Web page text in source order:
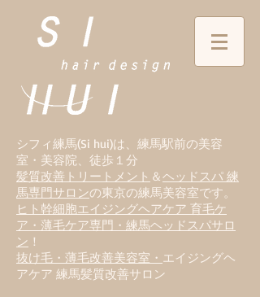
シフィ練馬(Si hui)は、 練馬駅前の美容
室・美容院、徒歩１分
髪質改善トリートメント ＆ヘッドスパ 練
馬専門サロンの東京の練馬美容室です。
ヒト幹細胞エイジングヘアケア 育毛ケ
ア・薄毛ケア専門・練馬ヘッドスパサロ
ン ！
抜け毛・薄毛改善美容室・ エイジングヘ
アケア 練馬髪質改善サロン